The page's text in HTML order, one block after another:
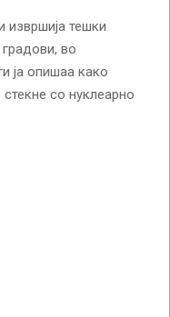
извршија тешки
во
ја опишаа како
со нуклеарно